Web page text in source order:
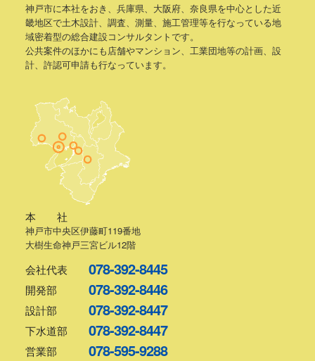
神戸市に本社をおき、兵庫県、大阪府、奈良県を中心とした近
畿地区で土木設計、調査、測量、施工管理等を行なっている地
域密着型の総合建設コンサルタントです。
公共案件のほかにも店舗やマンション、工業団地等の計画、設
計、許認可申請も行なっています。
本 社
神戸市中央区伊藤町119番地
大樹生命神戸三宮ビル12階
会社代表 078-392-8445
開発部 078-392-8446
設計部 078-392-8447
下水道部 078-392-8447
営業部 078-595-9288